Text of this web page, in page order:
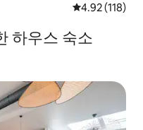
평점 4.92점(5
4.92 (118)
하우스 숙소